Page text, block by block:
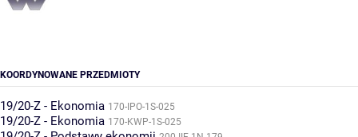
KOORDYNOWANE PRZEDMIOTY
19/20-Z - Ekonomia 170-IPO-1S-025
19/20-Z - Ekonomia 170-KWP-1S-025